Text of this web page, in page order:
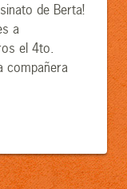
de Berta!
a
el 4to.
compañera